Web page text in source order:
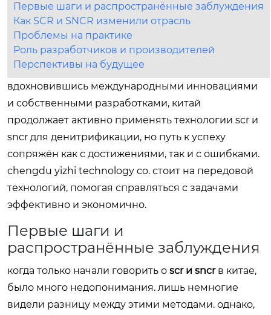
Первые шаги и распространённые заблуждения
Как SCR и SNCR изменили отрасль
Проблемы на практике
Роль разработчиков и производителей
Перспективы на будущее
вдохновившись международными инновациями
и собственными разработками, китай
продолжает активно применять технологии scr и
sncr для денитрификации, но путь к успеху
сопряжён как с достижениями, так и с ошибками.
chengdu yizhi technology co. стоит на передовой
технологий, помогая справляться с задачами
эффективно и экономично.
Первые шаги и
распространённые заблуждения
когда только начали говорить о scr и sncrв китае,
было много недопонимания. лишь немногие
видели разницу между этими методами. однако,